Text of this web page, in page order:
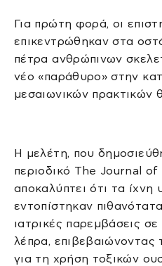
Για πρώτη φορά, οι
επικεντρώθηκαν στα
πέτρα ανθρώπινων
νέο «παράθυρο» στην
μεσαιωνικών πρακτικών
Η μελέτη, που
περιοδικό The Journal of
αποκαλύπτει ότι τα
εντοπίστηκαν
ιατρικές παρεμβάσεις
λέπρα, επιβεβαιώνοντας
για τη χρήση τοξικών